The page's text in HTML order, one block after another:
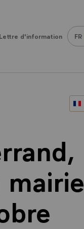
Lettre d'information FR
mairie